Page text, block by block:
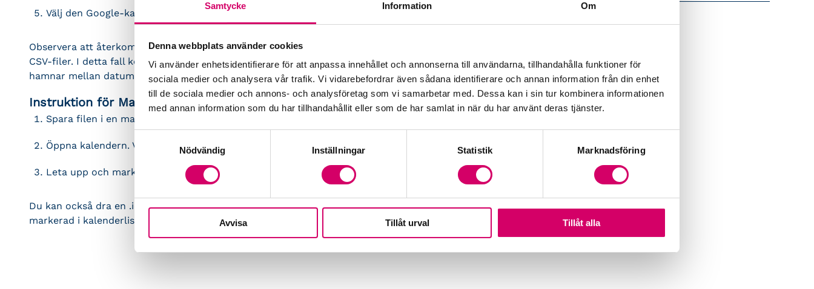
Samtycke Information Om
Denna webbplats använder cookies
Vi använder enhetsidentifierare för att anpassa innehållet och annonserna till användarna, tillhandahålla funktioner för
sociala medier och analysera vår trafik. Vi vidarebefordrar även sådana identifierare och annan information från din enhet
till de sociala medier och annons- och analysföretag som vi samarbetar med. Dessa kan i sin tur kombinera informationen
med annan information som du har tillhandahållit eller som de har samlat in när du har använt deras tjänster.
Nödvändig
Inställningar Statistik Marknadsföring
Avvisa Tillåt urval Tillåt alla
Välj den Google-kalender som du vill importera händelser till och klicka sedan på Importera.
Observera att återkommande händelser kanske inte känns igen när du importerar händelser från
CSV-filer. I detta fall kommer enskilda objekt att skapas för återkommande händelser som
hamnar mellan datumen som du har valt.
Instruktion för Mac
Spara filen i en mapp på datorn.
Öppna kalendern. Välj Arkiv > Importera > Importera.
Leta upp och markera kalenderfilen och klicka på Importera.
Du kan också dra en .ics-fil till kalendern. Händelserna i filen läggs till i kalendern som är
markerad i kalenderlistan.